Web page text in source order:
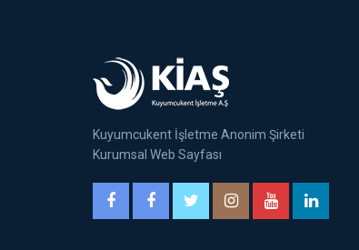
Kuyumcukent İşletme Anonim Şirketi
Kurumsal Web Sayfası